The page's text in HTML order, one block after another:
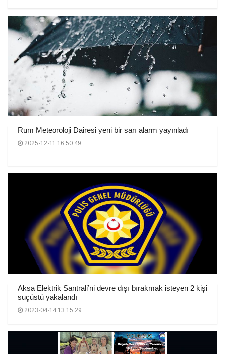
Rum Meteoroloji Dairesi yeni bir sarı alarm yayınladı
2025-12-11 16:50:49
Aksa Elektrik Santrali’ni devre dışı bırakmak isteyen 2 kişi
suçüstü yakalandı
2023-04-14 13:15:29